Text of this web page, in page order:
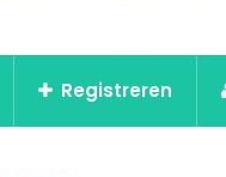
Registreren